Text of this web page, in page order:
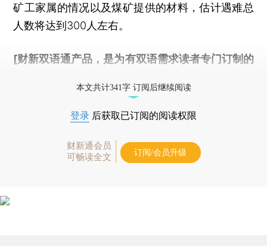
矿工家属的情况以及煤矿提供的材料，估计遇难总
人数将达到300人左右。
[财新双语通产品，是为有双语需求读者专门订制的
本文共计341字 订阅后继续阅读
登录 后获取已订阅的阅读权限
财新通会员
可畅读全文
订阅/会员升级